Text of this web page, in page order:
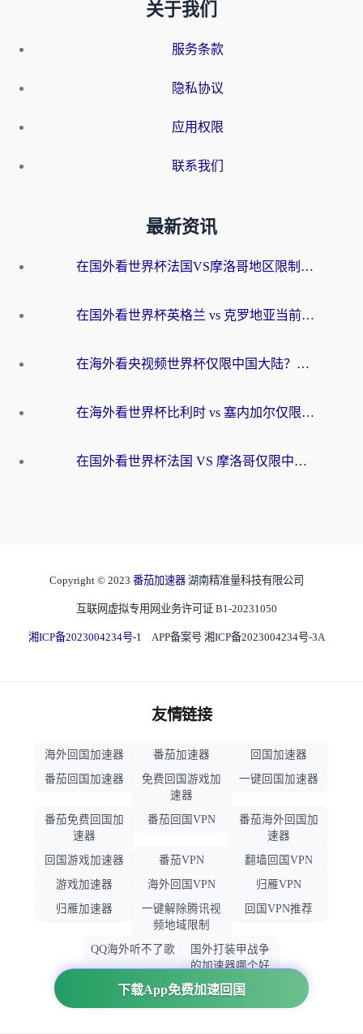
关于我们
服务条款
隐私协议
应用权限
联系我们
最新资讯
在国外看世界杯法国VS摩洛哥地区限制？这篇指南让你流畅看中文解说无压力
在国外看世界杯英格兰 vs 克罗地亚当前地区不可播放？这篇指南帮你搞定所有海外观赛难题
在海外看央视频世界杯仅限中国大陆？这篇指南帮你解锁中文解说+无卡顿直播
在海外看世界杯比利时 vs 塞内加尔仅限中国大陆？我找到了最流畅的中文解说之路
在国外看世界杯法国 VS 摩洛哥仅限中国大陆？海外党这样看中文解说赛事不卡顿
下载App免费加速回国
Copyright © 2023 番茄加速器 湖南精准量科技有限公司
互联网虚拟专用网业务许可证 B1-20231050
湘ICP备2023004234号-1 APP备案号 湘ICP备2023004234号-3A
友情链接
海外回国加速器 番茄加速器
回国加速器
番茄回国加速器
免费回国游戏加
速器
一键回国加速器
番茄免费回国加
速器
番茄回国VPN
番茄海外回国加
速器
回国游戏加速器
番茄VPN
翻墙回国VPN
游戏加速器
海外回国VPN
归雁VPN
归雁加速器
一键解除腾讯视
频地域限制
回国VPN推荐
QQ海外听不了歌
国外打装甲战争
的加速器哪个好
用